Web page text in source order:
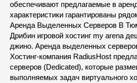
обеспечивают предлагаемые в
характеристики гарантированы
Аренда Выделенных Серверов В
Дрибин игровой хостинг my arena
джино. Аренда выделенных
Хостинг-компания RadiusHost
серверов (Dedicated), которые
выполняемых задач виртуального